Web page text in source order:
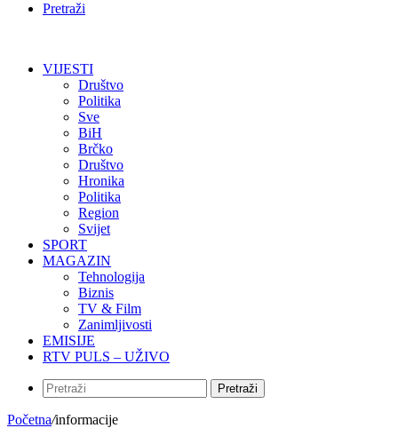
Pretraži
VIJESTI
Društvo
Politika
Sve
BiH
Brčko
Društvo
Hronika
Politika
Region
Svijet
SPORT
MAGAZIN
Tehnologija
Biznis
TV & Film
Zanimljivosti
EMISIJE
RTV PULS – UŽIVO
Pretraži
Početna/informacije